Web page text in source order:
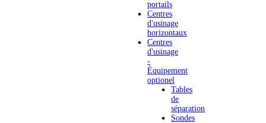
portails
Centres
d'usinage
horizontaux
Centres
d'usinage
-
Équipement
optionel
Tables
de
séparation
Sondes